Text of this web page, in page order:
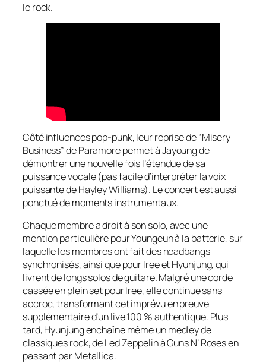
le rock.
Côté influences pop-punk, leur reprise de “Misery
Business” de Paramore permet à Jayoung de
démontrer une nouvelle fois l’étendue de sa
puissance vocale (pas facile d’interpréter la voix
puissante de Hayley Williams). Le concert est aussi
ponctué de moments instrumentaux.
Chaque membre a droit à son solo, avec une
mention particulière pour Youngeun à la batterie, sur
laquelle les membres ont fait des headbangs
synchronisés, ainsi que pour Iree et Hyunjung, qui
livrent de longs solos de guitare. Malgré une corde
cassée en plein set pour Iree, elle continue sans
accroc, transformant cet imprévu en preuve
supplémentaire d’un live 100 % authentique. Plus
tard, Hyunjung enchaîne même un medley de
classiques rock, de Led Zeppelin à Guns N’ Roses en
passant par Metallica.